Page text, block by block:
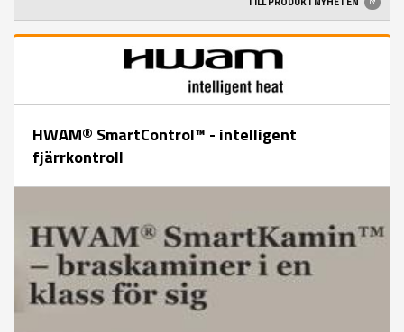
HWAM® SmartControl™ - intelligent
fjärrkontroll